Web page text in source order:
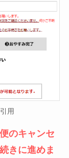
用
のキャンセ
きに進めま